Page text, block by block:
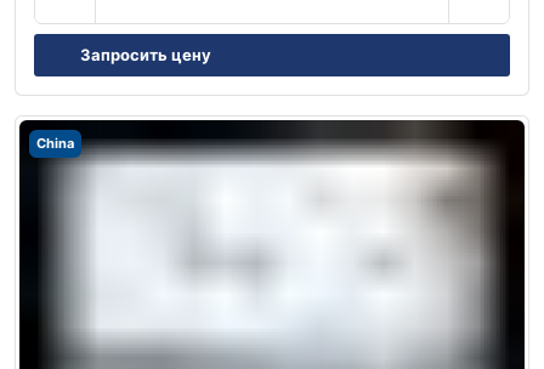
Запросить цену
China